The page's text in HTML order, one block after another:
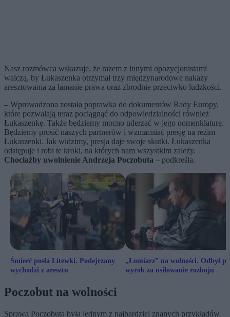
Nasz rozmówca wskazuje, że razem z innymi opozycjonistami
walczą, by Łukaszenka otrzymał trzy międzynarodowe nakazy
aresztowania za łamanie prawa oraz zbrodnie przeciwko ludzkości.
– Wprowadzona została poprawka do dokumentów Rady Europy,
które pozwalają teraz pociągnąć do odpowiedzialności również
Łukaszenkę. Także będziemy mocno uderzać w jego nomenklaturę.
Będziemy prosić naszych partnerów i wzmacniać presję na reżim
Łukaszenki. Jak widzimy, presja daje swoje skutki. Łukaszenka
odstępuje i robi te kroki, na których nam wszystkim zależy.
Chociażby uwolnienie Andrzeja Poczobuta – podkreśla.
Śmierć posła Litewki. Podejrzany
wychodzi z aresztu
„Łomiarz” na wolności. Odbył
wyrok za usiłowanie rozboju
Poczobut na wolności
Sprawa Poczobuta była jednym z najbardziej znanych przykładów